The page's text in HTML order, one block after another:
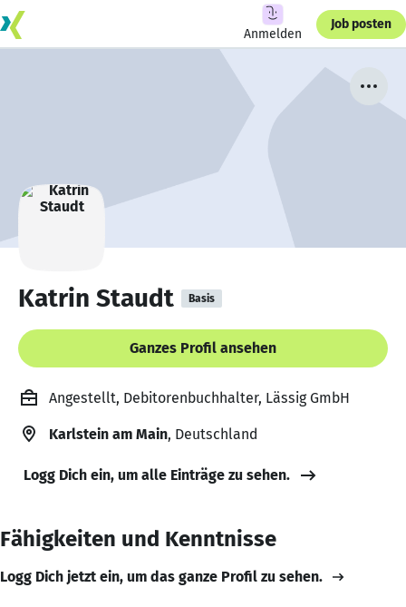
Anmelden
Job posten
Katrin Staudt Basis
Ganzes Profil ansehen
Angestellt, Debitorenbuchhalter, Lässig GmbH
Karlstein am Main, Deutschland
Logg Dich ein, um alle Einträge zu sehen.
Fähigkeiten und Kenntnisse
Logg Dich jetzt ein, um das ganze Profil zu sehen.